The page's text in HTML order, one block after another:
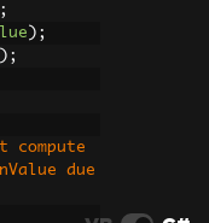
;
);
);
compute
due